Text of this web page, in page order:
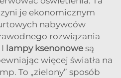
je ekonomicznym
nabywców
rozwiązania
lampy ksenonowe są
więcej światła na
To „zielony” sposób